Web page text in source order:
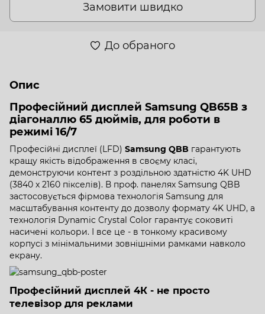
Замовити швидко
До обраного
Опис
Професійний дисплей Samsung QB65B з
діагоналлю 65 дюймів, для роботи в
режимі 16/7
Професійні дисплеї (LFD) Samsung QBB гарантують
кращу якість відображення в своєму класі,
демонструючи контент з роздільною здатністю 4K UHD
(3840 x 2160 пікселів). В проф. панелях Samsung QBB
застосовується фірмова технологія Samsung для
масштабування контенту до дозволу формату 4K UHD, а
технологія Dynamic Crystal Color гарантує соковиті
насичені кольори. І все це - в тонкому красивому
корпусі з мінімальними зовнішніми рамками навколо
екрану.
Професійний дисплей 4К - не просто
телевізор для реклами